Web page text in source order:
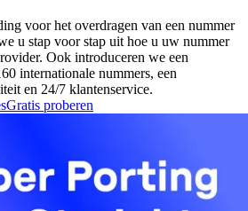
voor het overdragen van een nummer
u stap voor stap uit hoe u uw nummer
Ook introduceren we een
internationale nummers, een
en 24/7 klantenservice.
Gratis proberen